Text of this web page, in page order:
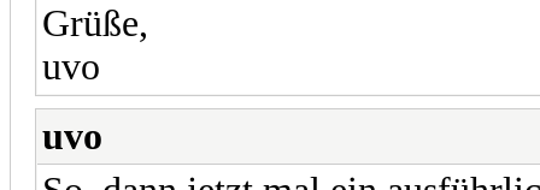
Grüße,
uvo
uvo